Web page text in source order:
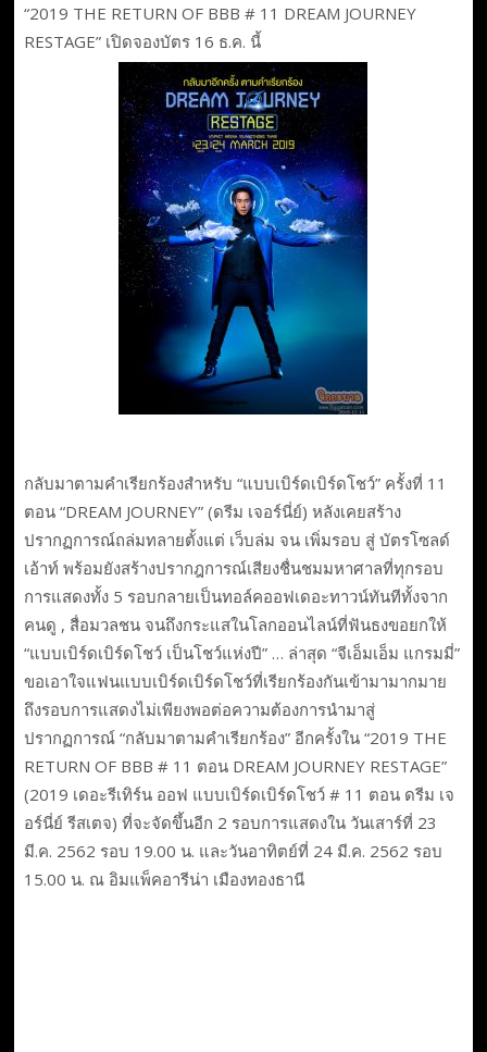
“2019 THE RETURN OF BBB # 11 DREAM JOURNEY
RESTAGE” เปิดจองบัตร 16 ธ.ค. นี้
กลับมาตามคำเรียกร้องสำหรับ “แบบเบิร์ดเบิร์ดโชว์” ครั้งที่ 11
ตอน “DREAM JOURNEY” (ดรีม เจอร์นี่ย์) หลังเคยสร้าง
ปรากฏการณ์ถล่มทลายตั้งแต่ เว็บล่ม จน เพิ่มรอบ สู่ บัตรโซลด์
เอ้าท์ พร้อมยังสร้างปรากฎการณ์เสียงชื่นชมมหาศาลที่ทุกรอบ
การแสดงทั้ง 5 รอบกลายเป็นทอล์คออฟเดอะทาวน์ทันทีทั้งจาก
คนดู , สื่อมวลชน จนถึงกระแสในโลกออนไลน์ที่ฟันธงขอยกให้
“แบบเบิร์ดเบิร์ดโชว์ เป็นโชว์แห่งปี” … ล่าสุด “จีเอ็มเอ็ม แกรมมี่”
ขอเอาใจแฟนแบบเบิร์ดเบิร์ดโชว์ที่เรียกร้องกันเข้ามามากมาย
ถึงรอบการแสดงไม่เพียงพอต่อความต้องการนำมาสู่
ปรากฏการณ์ “กลับมาตามคำเรียกร้อง” อีกครั้งใน “2019 THE
RETURN OF BBB # 11 ตอน DREAM JOURNEY RESTAGE”
(2019 เดอะรีเทิร์น ออฟ แบบเบิร์ดเบิร์ดโชว์ # 11 ตอน ดรีม เจ
อร์นี่ย์ รีสเตจ) ที่จะจัดขึ้นอีก 2 รอบการแสดงใน วันเสาร์ที่ 23
มี.ค. 2562 รอบ 19.00 น. และวันอาทิตย์ที่ 24 มี.ค. 2562 รอบ
15.00 น. ณ อิมแพ็คอารีน่า เมืองทองธานี